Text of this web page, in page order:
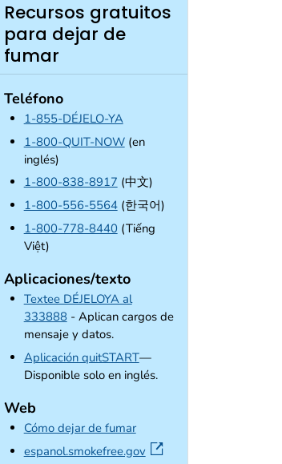
Recursos gratuitos
para dejar de
fumar
Teléfono
1-855-DÉJELO-YA
1-800-QUIT-NOW(en
inglés)
1-800-838-8917 (中文)
1-800-556-5564(한국어)
1-800-778-8440 (Tiếng
Việt)
Aplicaciones/texto
Textee DÉJELOYA al
333888- Aplican cargos de
mensaje y datos.
Aplicación quitSTARTexternal icon
—
Disponible solo en inglés.
Web
Cómo dejar de fumar
espanol.smokefree.govexternal icon